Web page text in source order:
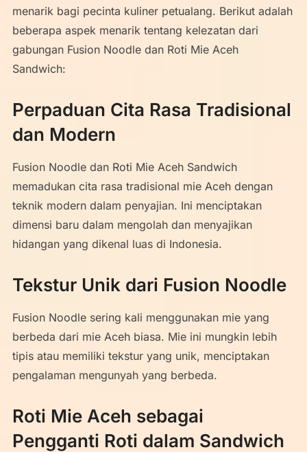
menarik bagi pecinta kuliner petualang. Berikut adalah
beberapa aspek menarik tentang kelezatan dari
gabungan Fusion Noodle dan Roti Mie Aceh
Sandwich:
Perpaduan Cita Rasa Tradisional
dan Modern
Fusion Noodle dan Roti Mie Aceh Sandwich
memadukan cita rasa tradisional mie Aceh dengan
teknik modern dalam penyajian. Ini menciptakan
dimensi baru dalam mengolah dan menyajikan
hidangan yang dikenal luas di Indonesia.
Tekstur Unik dari Fusion Noodle
Fusion Noodle sering kali menggunakan mie yang
berbeda dari mie Aceh biasa. Mie ini mungkin lebih
tipis atau memiliki tekstur yang unik, menciptakan
pengalaman mengunyah yang berbeda.
Roti Mie Aceh sebagai
Pengganti Roti dalam Sandwich